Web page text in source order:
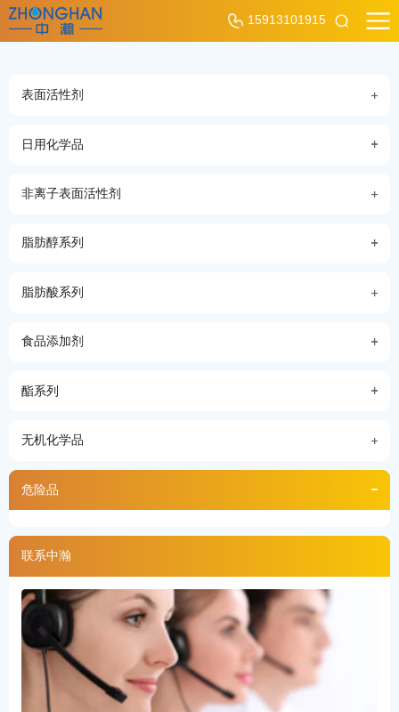
15913101915
表面活性剂
日用化学品
非离子表面活性剂
脂肪醇系列
脂肪酸系列
食品添加剂
酯系列
无机化学品
危险品
联系中瀚